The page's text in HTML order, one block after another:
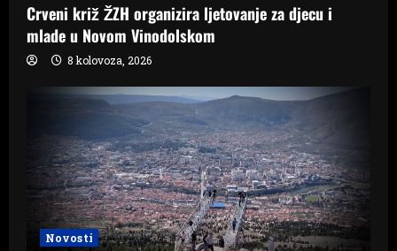
Crveni križ ŽZH organizira ljetovanje za djecu i
mlade u Novom Vinodolskom
8 kolovoza, 2026
Novosti